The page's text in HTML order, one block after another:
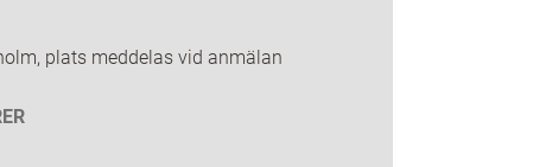
plats meddelas vid anmälan